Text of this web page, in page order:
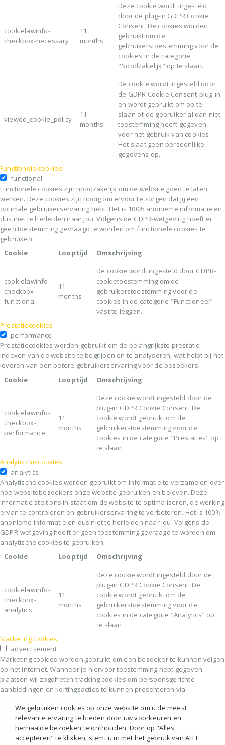
We gebruiken cookies op onze website om u de meest
relevante ervaring te bieden door uw voorkeuren en
herhaalde bezoeken te onthouden. Door op "Alles
accepteren" te klikken, stemt u in met het gebruik van ALLE
cookielawinfo-
checkbox-necessary
11
months
Deze cookie wordt ingesteld
door de plug-in GDPR Cookie
Consent. De cookies worden
gebruikt om de
gebruikerstoestemming voor de
cookies in de categorie
"Noodzakelijk" op te slaan.
viewed_cookie_policy
11
months
De cookie wordt ingesteld door
de GDPR Cookie Consent-plug-in
en wordt gebruikt om op te
slaan of de gebruiker al dan niet
toestemming heeft gegeven
voor het gebruik van cookies.
Het slaat geen persoonlijke
gegevens op.
Functionele cookies
functional
Functionele cookies zijn noodzakelijk om de website goed te laten
werken. Deze cookies zijn nodig om ervoor te zorgen dat jij een
optimale gebruikerservaring hebt. Het is 100% anonieme informatie en
dus niet te herleiden naar jou. Volgens de GDPR-wetgeving hoeft er
geen toestemming gevraagd te worden om functionele cookies te
gebruiken.
Cookie
Looptijd Omschrijving
cookielawinfo-
checkbox-
functional
11
months
De cookie wordt ingesteld door GDPR-
cookietoestemming om de
gebruikerstoestemming voor de
cookies in de categorie "Functioneel"
vast te leggen.
Prestatiecookies
performance
Prestatiecookies worden gebruikt om de belangrijkste prestatie-
indexen van de website te begrijpen en te analyseren, wat helpt bij het
leveren van een betere gebruikerservaring voor de bezoekers.
Cookie
Looptijd Omschrijving
cookielawinfo-
checkbox-
performance
11
months
Deze cookie wordt ingesteld door de
plug-in GDPR Cookie Consent. De
cookie wordt gebruikt om de
gebruikerstoestemming voor de
cookies in de categorie "Prestaties" op
te slaan.
Analytische cookies
analytics
Analytische cookies worden gebruikt om informatie te verzamelen over
hoe websitebezoekers onze website gebruiken en beleven. Deze
informatie stelt ons in staat om de website te optimaliseren, de werking
ervan te controleren en gebruikerservaring te verbeteren. Het is 100%
anonieme informatie en dus niet te herleiden naar jou. Volgens de
GDPR-wetgeving hoeft er geen toestemming gevraagd te worden om
analytische cookies te gebruiken.
Cookie
Looptijd Omschrijving
cookielawinfo-
checkbox-
analytics
11
months
Deze cookie wordt ingesteld door de
plug-in GDPR Cookie Consent. De
cookie wordt gebruikt om de
gebruikerstoestemming voor de
cookies in de categorie "Analytics" op
te slaan.
Marketing cookies
advertisement
Marketing cookies worden gebruikt om een bezoeker te kunnen volgen
op het internet. Wanneer je hiervoor toestemming hebt gegeven
plaatsen wij zogeheten tracking cookies om persoonsgerichte
aanbiedingen en kortingsacties te kunnen presenteren via
Andere cookies
others
Andere niet-gecategoriseerde cookies zijn cookies die worden
geanalyseerd en die nog niet in een categorie zijn ingedeeld